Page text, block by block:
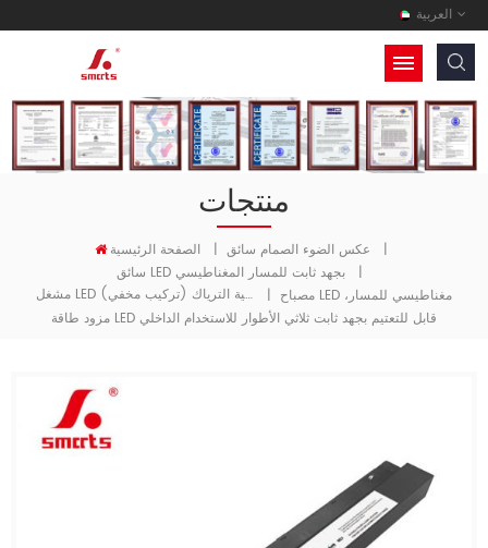
العربية
منتجات
الصفحة الرئيسية | عكس الضوء الصمام سائق
|
سائق LED بجهد ثابت للمسار المغناطيسي
|
مشغل LED قابل للتعتيم بتقنية الترياك (تركيب مخفي)
| مصباح LED مغناطيسي للمسار،
مزود طاقة LED قابل للتعتيم بجهد ثابت ثلاثي الأطوار للاستخدام الداخلي